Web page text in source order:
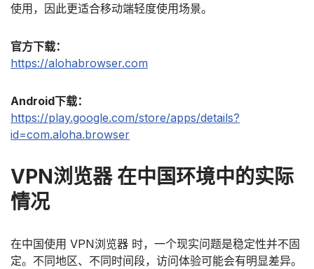
使用，因此更适合移动端轻度使用场景。
官方下载：
https://alohabrowser.com
Android下载：
https://play.google.com/store/apps/details?
id=com.aloha.browser
VPN浏览器 在中国环境中的实际
情况
在中国使用 VPN浏览器 时，一个现实问题是稳定性并不固
定。不同地区、不同时间段，访问体验可能会有明显差异。